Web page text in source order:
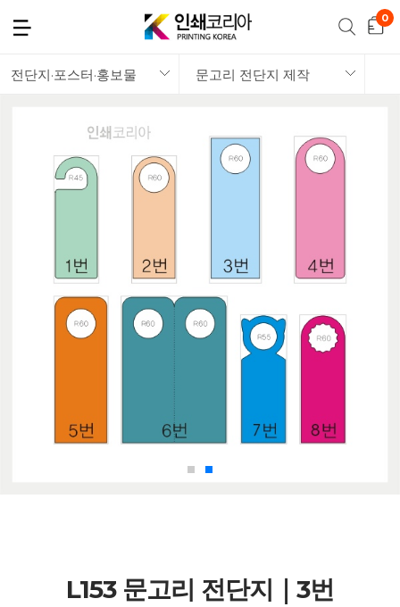
전단지·포스터·홍보물 문고리 전단지 제작
L153 문고리 전단지｜3번